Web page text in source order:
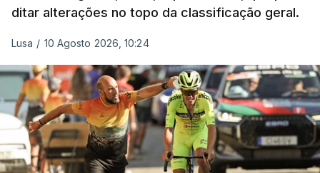
ditar alterações no topo da classificação geral.
Lusa / 10 Agosto 2026, 10:24